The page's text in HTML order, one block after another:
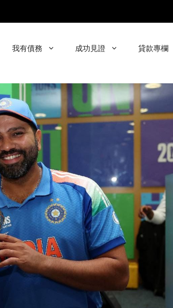
我有債務 成功見證 貸款專欄